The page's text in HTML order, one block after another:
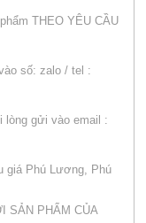
THEO YÊU CẦU
số: zalo / tel :
lòng gửi vào email :
giá Phú Lương, Phú
SẢN PHẨM CỦA